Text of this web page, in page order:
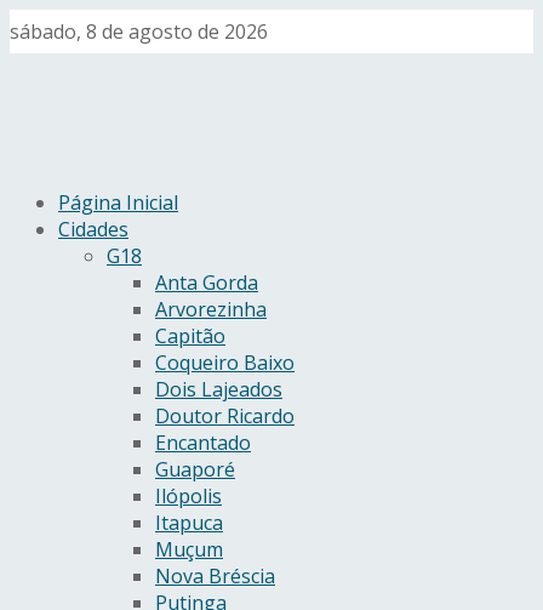
sábado, 8 de agosto de 2026
Página Inicial
Cidades
G18
Anta Gorda
Arvorezinha
Capitão
Coqueiro Baixo
Dois Lajeados
Doutor Ricardo
Encantado
Guaporé
Ilópolis
Itapuca
Muçum
Nova Bréscia
Putinga